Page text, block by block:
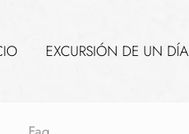
EXCURSIÓN DE UN DÍA